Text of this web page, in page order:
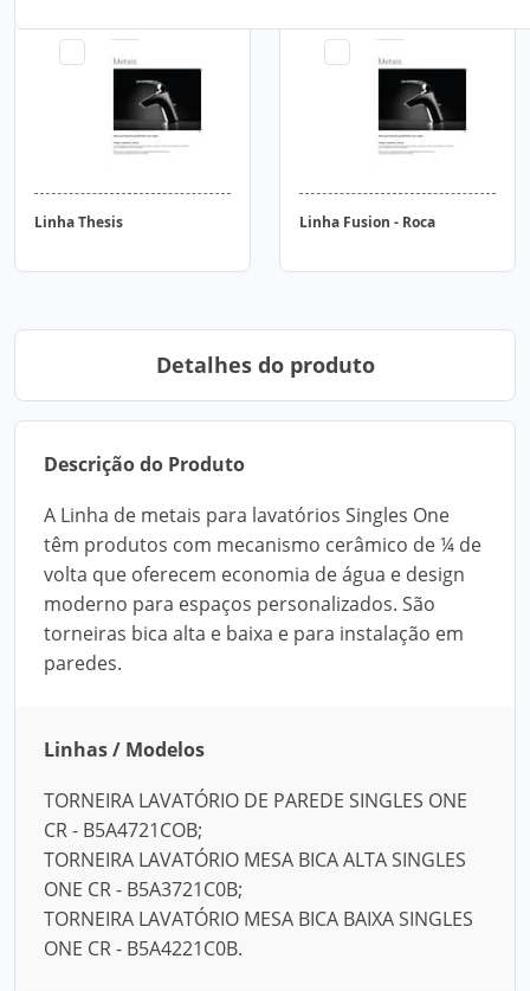
Linha Thesis Linha Fusion - Roca
Detalhes do produto
Descrição do Produto
A Linha de metais para lavatórios Singles One
têm produtos com mecanismo cerâmico de ¼ de
volta que oferecem economia de água e design
moderno para espaços personalizados. São
torneiras bica alta e baixa e para instalação em
paredes.
Linhas / Modelos
TORNEIRA LAVATÓRIO DE PAREDE SINGLES ONE
CR - B5A4721COB;
TORNEIRA LAVATÓRIO MESA BICA ALTA SINGLES
ONE CR - B5A3721C0B;
TORNEIRA LAVATÓRIO MESA BICA BAIXA SINGLES
ONE CR - B5A4221C0B.